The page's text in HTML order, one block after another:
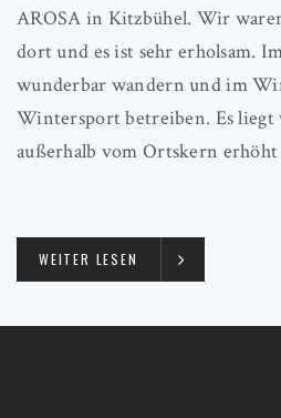
AROSA in Kitzbühel. Wir
dort und es ist sehr erholsam.
wunderbar wandern und im
Wintersport betreiben. Es liegt
außerhalb vom Ortskern erhöht
WEITER LESEN